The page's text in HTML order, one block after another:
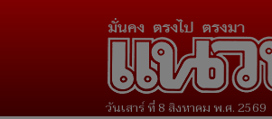
วันเสาร์ ที่ 8 สิงหาคม พ.ศ. 2569